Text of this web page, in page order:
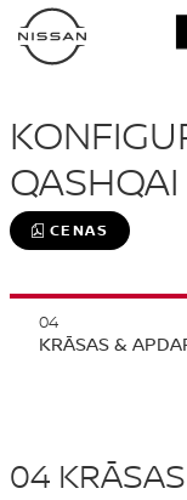
QASHQAI
CENAS
KRĀSAS &
04